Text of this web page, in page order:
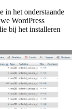
in het onderstaande
WordPress
bij het installeren